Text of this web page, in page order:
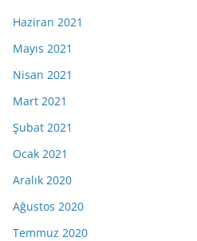
Haziran 2021
Mayıs 2021
Nisan 2021
Mart 2021
Şubat 2021
Ocak 2021
Aralık 2020
Ağustos 2020
Temmuz 2020